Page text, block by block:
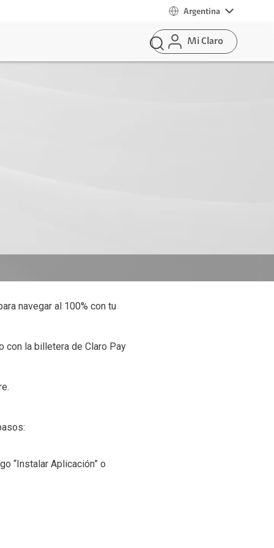
Argentina
Mi Claro
navegar al 100% con tu
con la billetera de Claro Pay
“Instalar Aplicación” o